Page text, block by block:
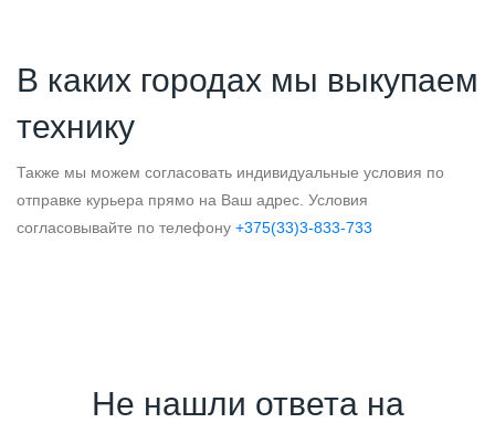
В каких городах мы выкупаем
технику
Также мы можем согласовать индивидуальные условия по
отправке курьера прямо на Ваш адрес. Условия
согласовывайте по телефону +375(33)3-833-733
Не нашли ответа на